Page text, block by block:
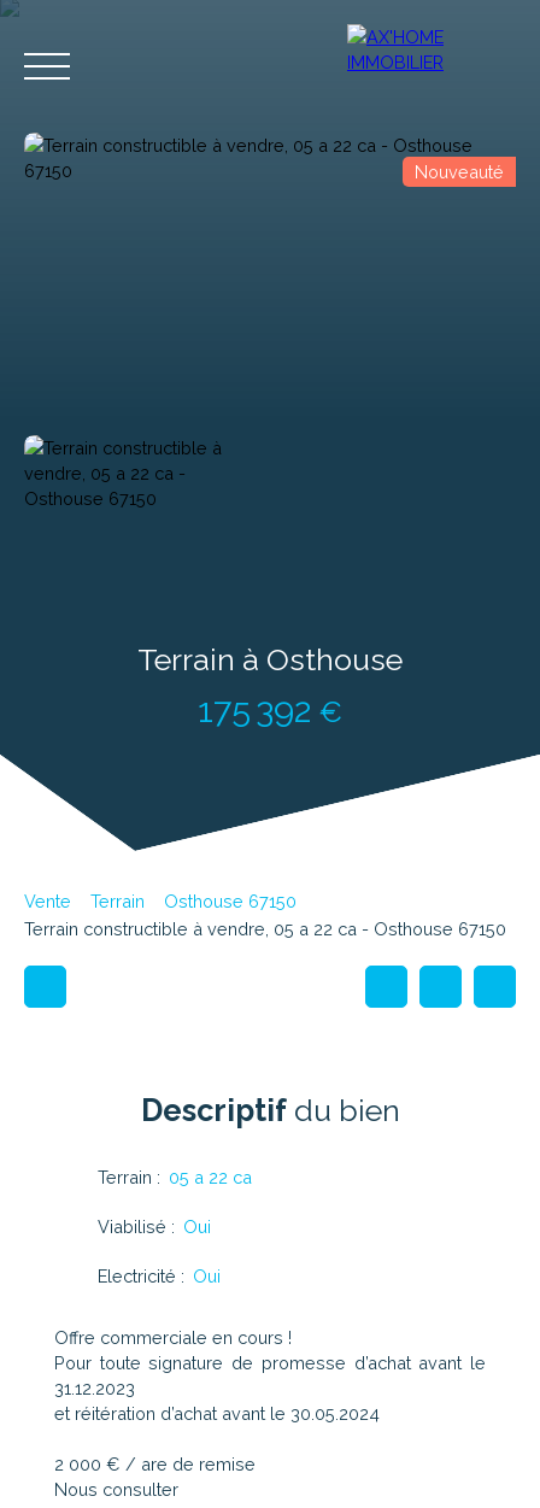
Nouveauté
Terrain à Osthouse
175 392 €
Vente Terrain
Osthouse 67150
Terrain constructible à vendre, 05 a 22 ca - Osthouse 67150
Descriptifdu bien
Terrain : 05 a 22 ca
Viabilisé : Oui
Electricité : Oui
Offre commerciale en cours !
Pour toute signature de promesse d’achat avant le
31.12.2023
et réitération d’achat avant le 30.05.2024
2 000 € / are de remise
Nous consulter